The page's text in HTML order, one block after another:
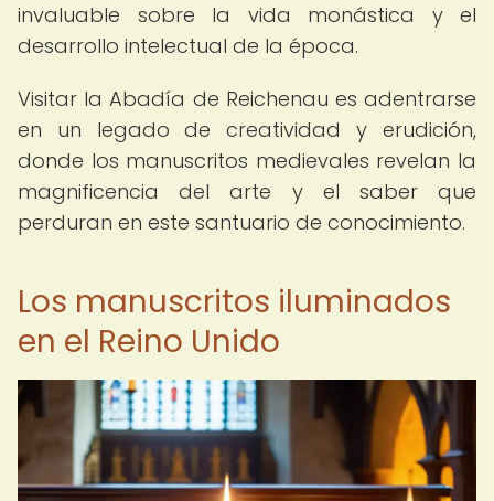
invaluable sobre la vida monástica y el
desarrollo intelectual de la época.
Visitar la Abadía de Reichenau es adentrarse
en un legado de creatividad y erudición,
donde los manuscritos medievales revelan la
magnificencia del arte y el saber que
perduran en este santuario de conocimiento.
Los manuscritos iluminados
en el Reino Unido